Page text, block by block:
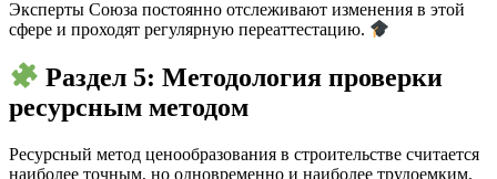
Эксперты Союза постоянно отслеживают изменения в этой
сфере и проходят регулярную переаттестацию.
Раздел 5: Методология проверки
ресурсным методом
Ресурсный метод ценообразования в строительстве считается
наиболее точным, но одновременно и наиболее трудоемким.